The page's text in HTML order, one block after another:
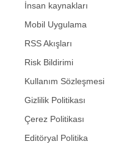
İnsan kaynakları
Mobil Uygulama
RSS Akışları
Risk Bildirimi
Kullanım Sözleşmesi
Gizlilik Politikası
Çerez Politikası
Editöryal Politika